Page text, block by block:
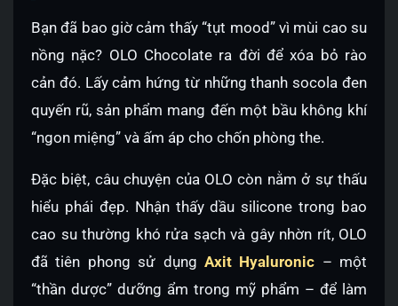
Bạn đã bao giờ cảm thấy “tụt mood” vì mùi cao su
nồng nặc? OLO Chocolate ra đời để xóa bỏ rào
cản đó. Lấy cảm hứng từ những thanh socola đen
quyến rũ, sản phẩm mang đến một bầu không khí
“ngon miệng” và ấm áp cho chốn phòng the.
Đặc biệt, câu chuyện của OLO còn nằm ở sự thấu
hiểu phái đẹp. Nhận thấy dầu silicone trong bao
cao su thường khó rửa sạch và gây nhờn rít, OLO
đã tiên phong sử dụng Axit Hyaluronic – một
“thần dược” dưỡng ẩm trong mỹ phẩm – để làm